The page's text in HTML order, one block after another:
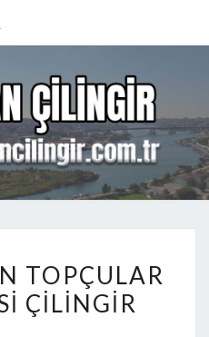
EYÜP
SULTAN
ÇILINGIR
SULTAN
TOPÇULAR
TOPÇULAR
ÇILINGIR